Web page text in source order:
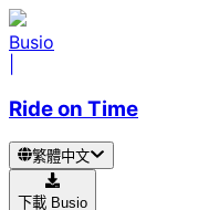
Busio
Ride on Time
繁體中文
下載 Busio